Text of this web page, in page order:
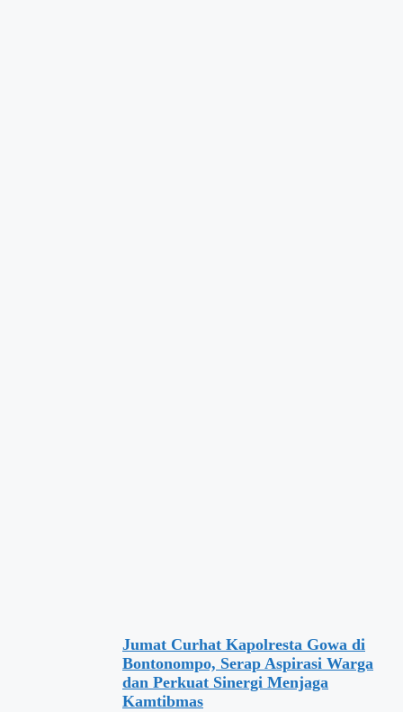
Jumat Curhat Kapolresta Gowa di
Bontonompo, Serap Aspirasi Warga
dan Perkuat Sinergi Menjaga
Kamtibmas